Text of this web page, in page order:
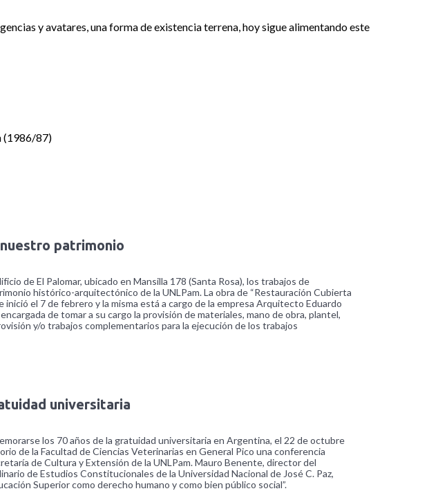
y avatares, una forma de existencia terrena, hoy sigue alimentando este
(1986/87)
patrimonio
de El Palomar, ubicado en Mansilla 178 (Santa Rosa), los trabajos de
histórico-arquitectónico de la UNLPam. La obra de “Restauración Cubierta
inició el 7 de febrero y la misma está a cargo de la empresa Arquitecto Eduardo
de tomar a su cargo la provisión de materiales, mano de obra, plantel,
y/o trabajos complementarios para la ejecución de los trabajos
universitaria
los 70 años de la gratuidad universitaria en Argentina, el 22 de octubre
de la Facultad de Ciencias Veterinarias en General Pico una conferencia
de Cultura y Extensión de la UNLPam. Mauro Benente, director del
de Estudios Constitucionales de la Universidad Nacional de José C. Paz,
Superior como derecho humano y como bien público social”.